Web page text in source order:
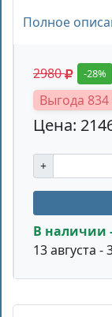
Полное
2980 -28%
Выгода 834
Цена:
+
В наличии
13 августа -